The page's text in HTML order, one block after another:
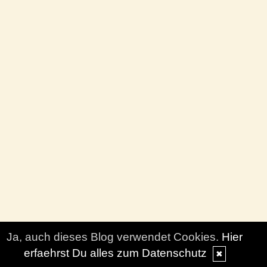
Ja, auch dieses Blog verwendet Cookies. Hier
erfaehrst Du alles zum Datenschutz
✖